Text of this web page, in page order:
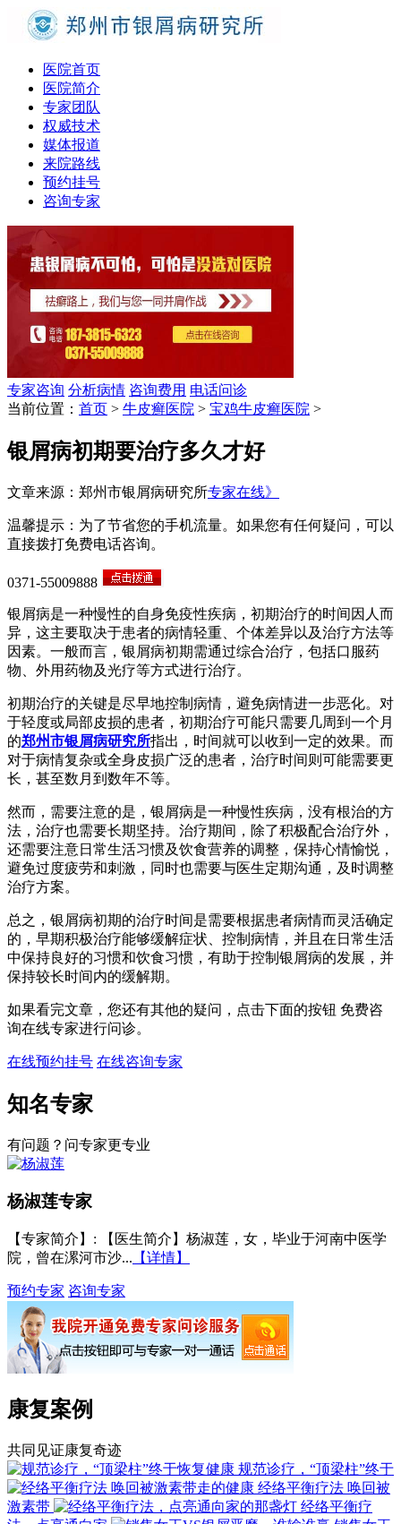
医院首页
医院简介
专家团队
权威技术
媒体报道
来院路线
预约挂号
咨询专家
专家咨询 分析病情 咨询费用 电话问诊
当前位置： 首页 > 牛皮癣医院 > 宝鸡牛皮癣医院 >
银屑病初期要治疗多久才好
文章来源：郑州市银屑病研究所专家在线》
温馨提示：为了节省您的手机流量。如果您有任何疑问，可以
直接拨打免费电话咨询。
0371-55009888
银屑病是一种慢性的自身免疫性疾病，初期治疗的时间因人而
异，这主要取决于患者的病情轻重、个体差异以及治疗方法等
因素。一般而言，银屑病初期需通过综合治疗，包括口服药
物、外用药物及光疗等方式进行治疗。
初期治疗的关键是尽早地控制病情，避免病情进一步恶化。对
于轻度或局部皮损的患者，初期治疗可能只需要几周到一个月
的郑州市银屑病研究所指出，时间就可以收到一定的效果。而
对于病情复杂或全身皮损广泛的患者，治疗时间则可能需要更
长，甚至数月到数年不等。
然而，需要注意的是，银屑病是一种慢性疾病，没有根治的方
法，治疗也需要长期坚持。治疗期间，除了积极配合治疗外，
还需要注意日常生活习惯及饮食营养的调整，保持心情愉悦，
避免过度疲劳和刺激，同时也需要与医生定期沟通，及时调整
治疗方案。
总之，银屑病初期的治疗时间是需要根据患者病情而灵活确定
的，早期积极治疗能够缓解症状、控制病情，并且在日常生活
中保持良好的习惯和饮食习惯，有助于控制银屑病的发展，并
保持较长时间内的缓解期。
如果看完文章，您还有其他的疑问，点击下面的按钮 免费咨
询在线专家进行问诊。
在线预约挂号 在线咨询专家
知名专家
有问题？问专家更专业
杨淑莲专家
【专家简介】 : 【医生简介】杨淑莲，女，毕业于河南中医学
院，曾在漯河市沙... 【详情】
预约专家 咨询专家
康复案例
共同见证康复奇迹
规范诊疗，“顶梁柱”终于
经络平衡疗法 唤回被
激素带
经络平衡疗